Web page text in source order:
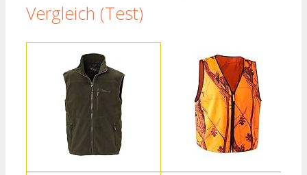
Vergleich (Test)